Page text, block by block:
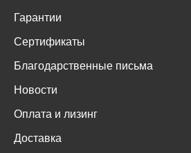
Гарантии
Сертификаты
Благодарственные письма
Новости
Оплата и лизинг
Доставка